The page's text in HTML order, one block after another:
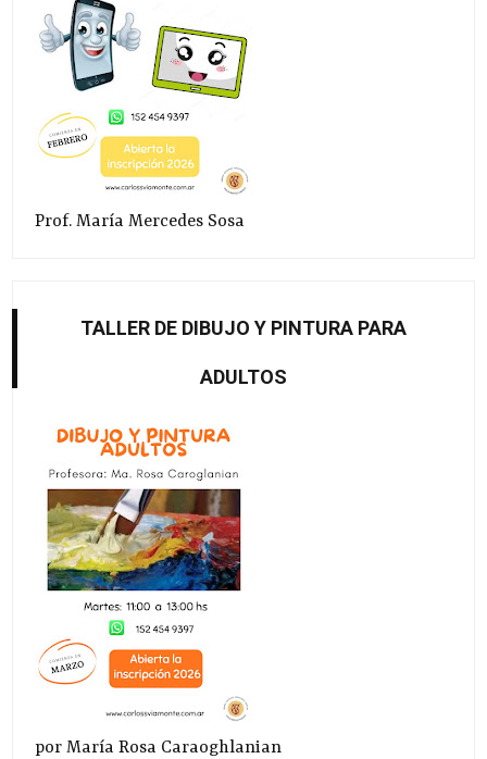
Prof. María Mercedes Sosa
TALLER DE DIBUJO Y PINTURA PARA
ADULTOS
por María Rosa Caraoghlanian